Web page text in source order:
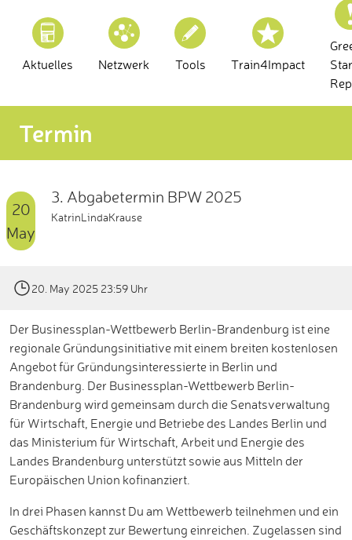
Aktuelles Netzwerk Tools Train4Impact
Termin
20
May
3. Abgabetermin BPW 2025
KatrinLindaKrause
20. May 2025 23:59 Uhr
Der Businessplan-Wettbewerb Berlin-Brandenburg ist eine
regionale Gründungsinitiative mit einem breiten kostenlosen
Angebot für Gründungsinteressierte in Berlin und
Brandenburg. Der Businessplan-Wettbewerb Berlin-
Brandenburg wird gemeinsam durch die Senatsverwaltung
für Wirtschaft, Energie und Betriebe des Landes Berlin und
das Ministerium für Wirtschaft, Arbeit und Energie des
Landes Brandenburg unterstützt sowie aus Mitteln der
Europäischen Union kofinanziert.
In drei Phasen kannst Du am Wettbewerb teilnehmen und ein
Geschäftskonzept zur Bewertung einreichen. Zugelassen sind